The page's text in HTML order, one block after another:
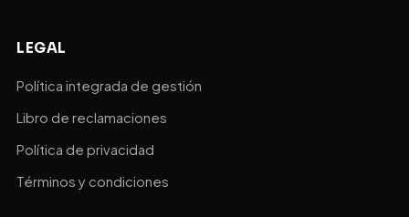
LEGAL
Política integrada de gestión
Libro de reclamaciones
Política de privacidad
Términos y condiciones